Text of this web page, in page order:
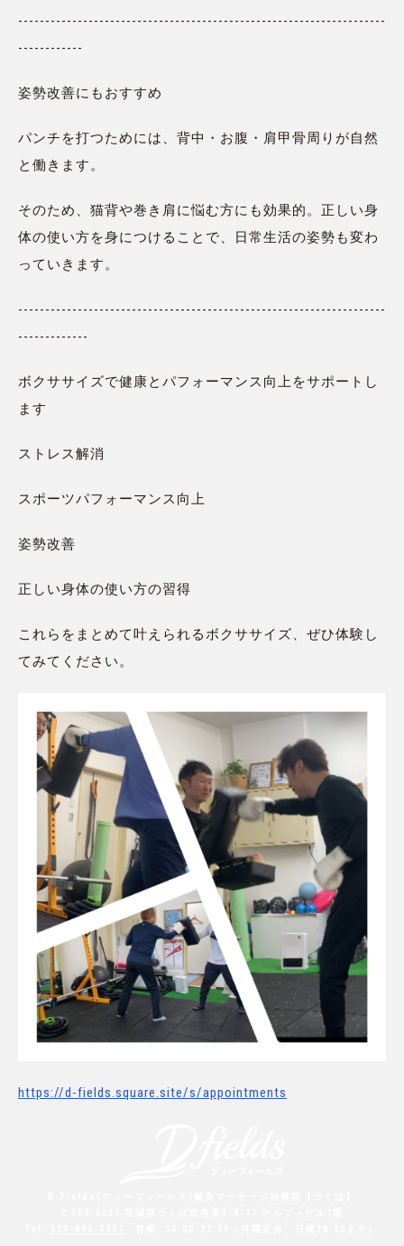
--------------------------------------------------------------------
------------
姿勢改善にもおすすめ
パンチを打つためには、背中・お腹・肩甲骨周りが自然
と働きます。
そのため、猫背や巻き肩に悩む方にも効果的。正しい身
体の使い方を身につけることで、日常生活の姿勢も変わ
っていきます。
--------------------------------------------------------------------
-------------
ボクササイズで健康とパフォーマンス向上をサポートし
ます
ストレス解消
スポーツパフォーマンス向上
姿勢改善
正しい身体の使い方の習得
これらをまとめて叶えられるボクササイズ、ぜひ体験し
てみてください。
https://d-fields.square.site/s/appointments